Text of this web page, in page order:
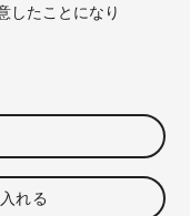
プライバシーポリシー
い
したことになり
れる